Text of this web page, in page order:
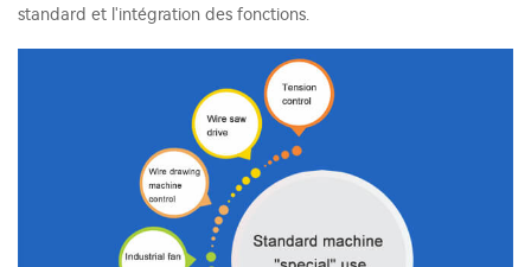
standard et l'intégration des fonctions.